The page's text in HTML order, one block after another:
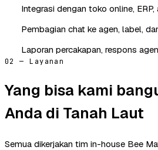
Integrasi dengan toko online,
Pembagian chat ke agen, label,
Laporan percakapan, respons
02 — Layanan
Yang bisa kami
Anda di Tanah Laut
Semua dikerjakan tim in-house Bee